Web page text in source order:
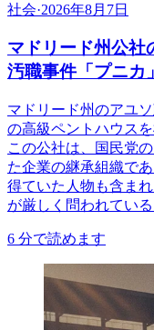
社会·2026年8月7日
マドリード州公社
汚職事件「プニカ
マドリード州のアユ
の高級ペントハウス
この公社は、国民党
た企業の継承組織で
得ていた人物も含ま
が厳しく問われている
6 分で読めます